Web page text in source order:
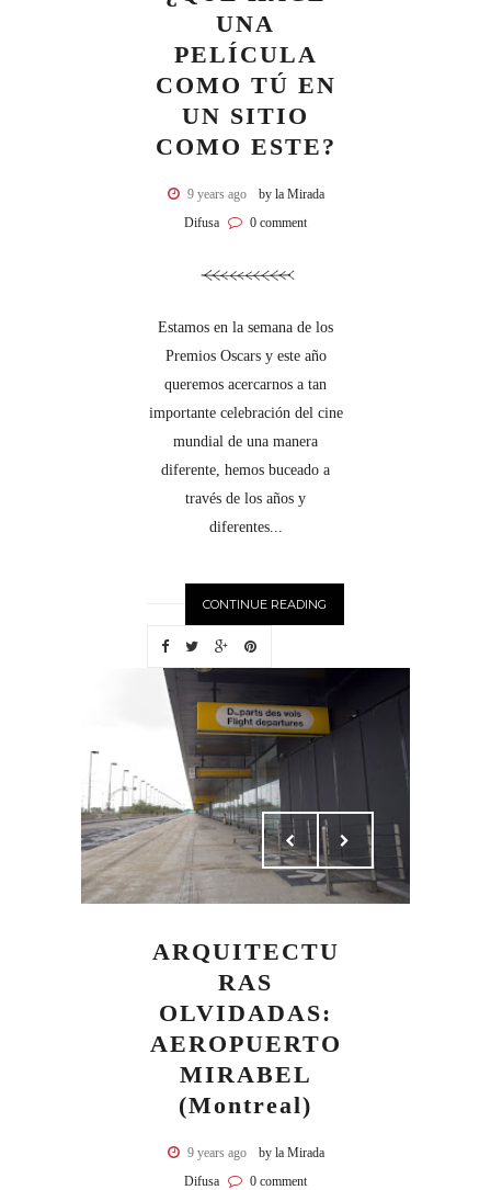
UNA
PELÍCULA
COMO TÚ EN
UN SITIO
COMO ESTE?
9 years ago
by la Mirada
Difusa
0 comment
Estamos en la semana de los
Premios Oscars y este año
queremos acercarnos a tan
importante celebración del cine
mundial de una manera
diferente, hemos buceado a
través de los años y
diferentes...
CONTINUE READING
ARQUITECTU
RAS
OLVIDADAS:
AEROPUERTO
MIRABEL
(Montreal)
9 years ago
by la Mirada
Difusa
0 comment